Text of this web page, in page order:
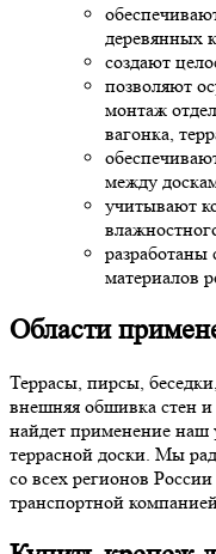
деревянных
создают
позволяют
монтаж
вагонка,
между
учитывают
материалов
Области
Террасы, пирсы,
внешняя обшивка стен и
найдет применение
террасной доски. Мы
со всех регионов
транспортной